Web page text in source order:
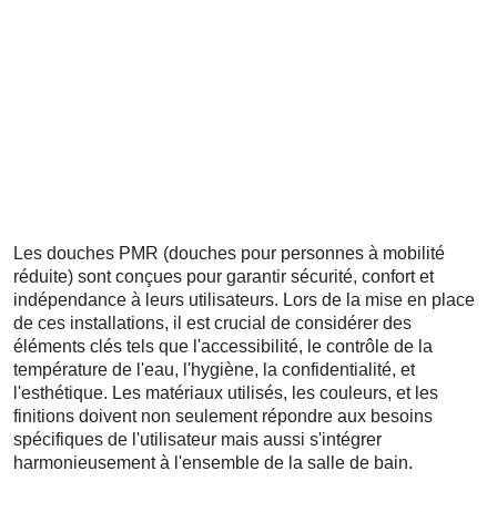
Les douches PMR (douches pour personnes à mobilité
réduite) sont conçues pour garantir sécurité, confort et
indépendance à leurs utilisateurs. Lors de la mise en place
de ces installations, il est crucial de considérer des
éléments clés tels que l'accessibilité, le contrôle de la
température de l'eau, l'hygiène, la confidentialité, et
l'esthétique. Les matériaux utilisés, les couleurs, et les
finitions doivent non seulement répondre aux besoins
spécifiques de l'utilisateur mais aussi s'intégrer
harmonieusement à l'ensemble de la salle de bain.